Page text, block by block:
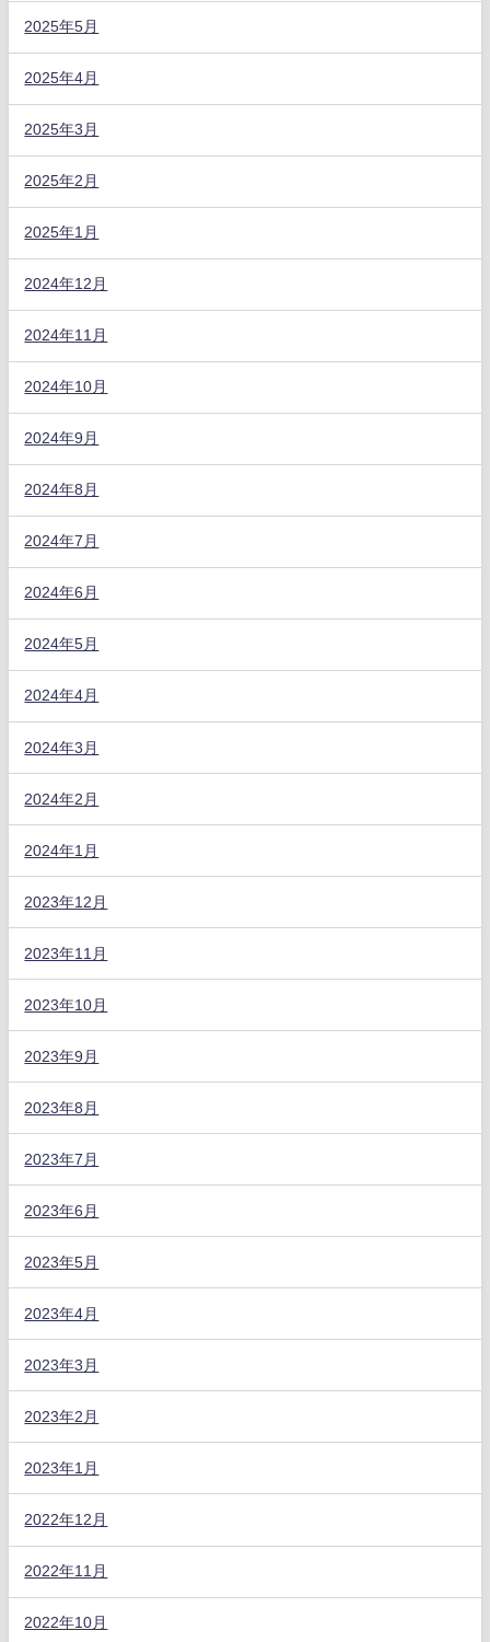
2025年5月
2025年4月
2025年3月
2025年2月
2025年1月
2024年12月
2024年11月
2024年10月
2024年9月
2024年8月
2024年7月
2024年6月
2024年5月
2024年4月
2024年3月
2024年2月
2024年1月
2023年12月
2023年11月
2023年10月
2023年9月
2023年8月
2023年7月
2023年6月
2023年5月
2023年4月
2023年3月
2023年2月
2023年1月
2022年12月
2022年11月
2022年10月